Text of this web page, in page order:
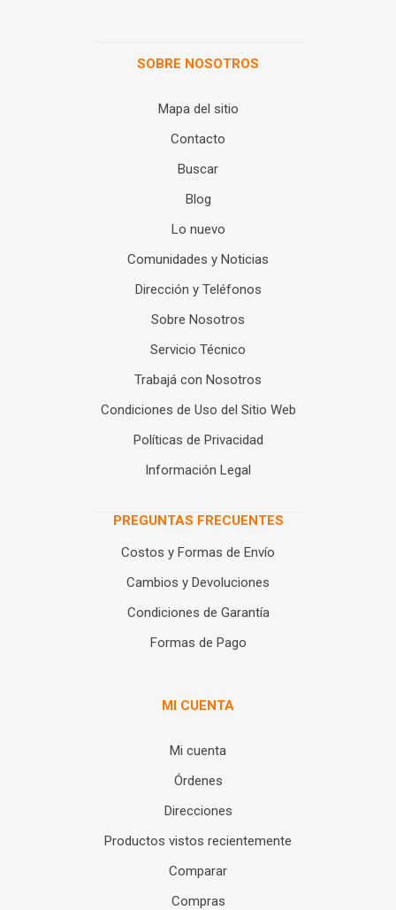
SOBRE NOSOTROS
Mapa del sitio
Contacto
Buscar
Blog
Lo nuevo
Comunidades y Noticias
Dirección y Teléfonos
Sobre Nosotros
Servicio Técnico
Trabajá con Nosotros
Condiciones de Uso del Sitio Web
Políticas de Privacidad
Información Legal
PREGUNTAS FRECUENTES
Costos y Formas de Envío
Cambios y Devoluciones
Condiciones de Garantía
Formas de Pago
MI CUENTA
Mi cuenta
Órdenes
Direcciones
Productos vistos recientemente
Comparar
Compras